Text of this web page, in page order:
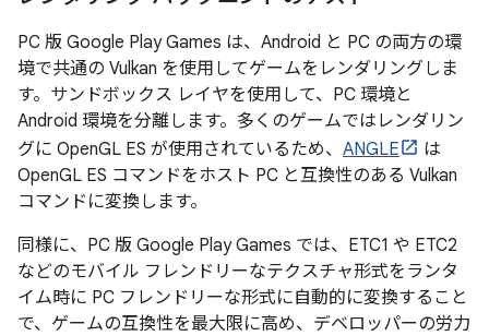
PC 版 Google Play Games は、Android と PC の両方の環
境で共通の Vulkan を使用してゲームをレンダリングしま
す。サンドボックス レイヤを使用して、PC 環境と
Android 環境を分離します。多くのゲームではレンダリン
グに OpenGL ES が使用されているため、 ANGLE
は
OpenGL ES コマンドをホスト PC と互換性のある Vulkan
コマンドに変換します。
同様に、PC 版 Google Play Games では、ETC1 や ETC2
などのモバイル フレンドリーなテクスチャ形式をランタ
イム時に PC フレンドリーな形式に自動的に変換すること
で、ゲームの互換性を最大限に高め、デベロッパーの労力